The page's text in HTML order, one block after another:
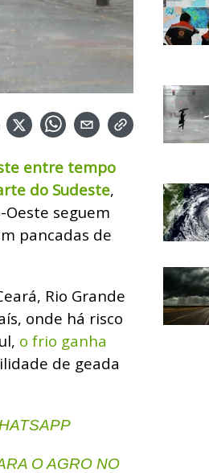
entre tempo
do Sudeste,
seguem
pancadas de
Rio Grande
onde há risco
o frio ganha
de geada
O AGRO NO